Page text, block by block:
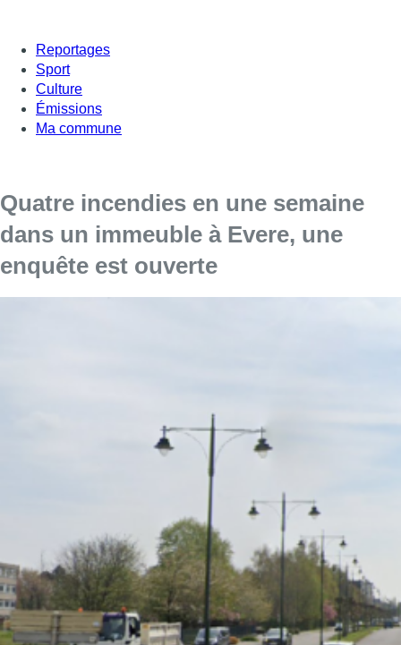
Reportages
Sport
Culture
Émissions
Ma commune
Quatre incendies en une semaine
dans un immeuble à Evere, une
enquête est ouverte